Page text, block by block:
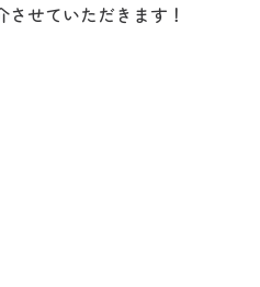
せていただきます！